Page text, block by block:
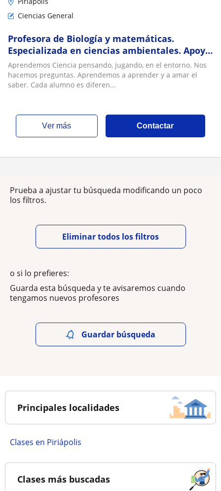
Ciencias General
Profesora de Biología y matemáticas.
Especializada en ciencias ambientales. Apoyo
escolar y liceal. Aprendizaje in situ
Aprendemos Ciencia pensando, jugando, en el entorno. Nos
hacemos preguntas. Aprendemos a aprender y a amar el
saber. Cada alumno es diferen...
ver más Contactar
Prueba a ajustar tu búsqueda modificando un poco
los filtros.
Eliminar todos los filtros
o si lo prefieres:
Guarda esta búsqueda y te avisaremos cuando
tengamos nuevos profesores
Guardar búsqueda
Principales localidades
Clases en Piriápolis
Clases más buscadas